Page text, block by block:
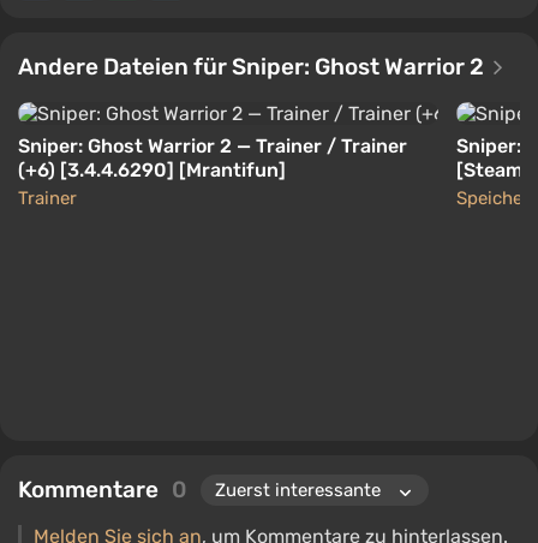
Andere Dateien für Sniper: Ghost Warrior 2
Sniper: Ghost Warrior 2 — Trainer / Trainer
(+6) [3.4.4.6290] [Mrantifun]
Trainer
Sniper:
[Steam-
Kommentare 0
Melden Sie sich an, um Kommentare zu hinterlassen.